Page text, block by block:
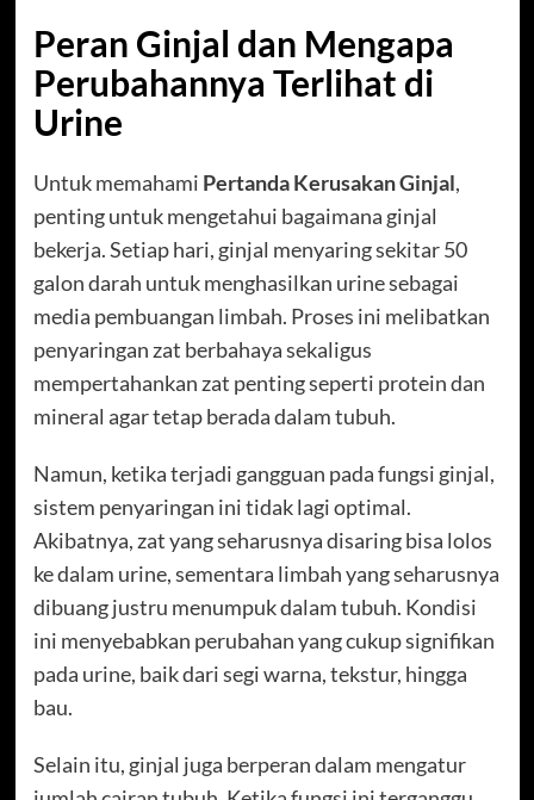
Peran Ginjal dan Mengapa
Perubahannya Terlihat di
Urine
Untuk memahami Pertanda Kerusakan Ginjal,
penting untuk mengetahui bagaimana ginjal
bekerja. Setiap hari, ginjal menyaring sekitar 50
galon darah untuk menghasilkan urine sebagai
media pembuangan limbah. Proses ini melibatkan
penyaringan zat berbahaya sekaligus
mempertahankan zat penting seperti protein dan
mineral agar tetap berada dalam tubuh.
Namun, ketika terjadi gangguan pada fungsi ginjal,
sistem penyaringan ini tidak lagi optimal.
Akibatnya, zat yang seharusnya disaring bisa lolos
ke dalam urine, sementara limbah yang seharusnya
dibuang justru menumpuk dalam tubuh. Kondisi
ini menyebabkan perubahan yang cukup signifikan
pada urine, baik dari segi warna, tekstur, hingga
bau.
Selain itu, ginjal juga berperan dalam mengatur